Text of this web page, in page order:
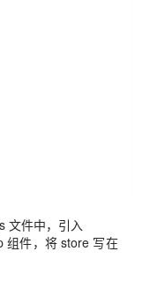
文件中，引入
组件，将 store 写在